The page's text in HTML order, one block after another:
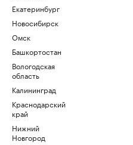
Екатеринбург
Новосибирск
Омск
Башкортостан
Вологодская
область
Калининград
Краснодарский
край
Нижний
Новгород